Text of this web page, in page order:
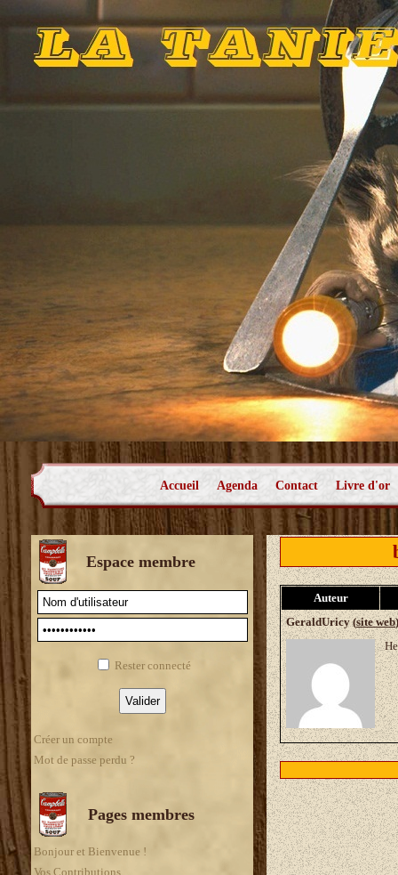
Accueil Agenda Contact Livre d'or
Espace membre
Rester connecté
Créer un compte
Mot de passe perdu ?
Pages membres
Bonjour et Bienvenue !
Vos Contributions
Auteur
GeraldUricy (site web)